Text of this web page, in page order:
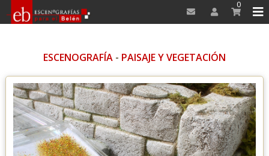
0
ESCENOGRAFÍA - PAISAJE Y VEGETACIÓN